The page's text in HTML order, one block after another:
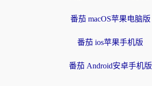
番茄 macOS苹果电脑版
番茄 ios苹果手机版
番茄 Android安卓手机版